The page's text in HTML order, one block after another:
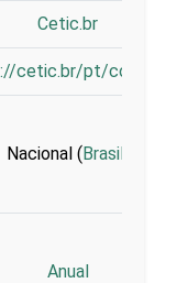
Cetic.br
cetic.br/pt/
Nacional (Brasil
Anual